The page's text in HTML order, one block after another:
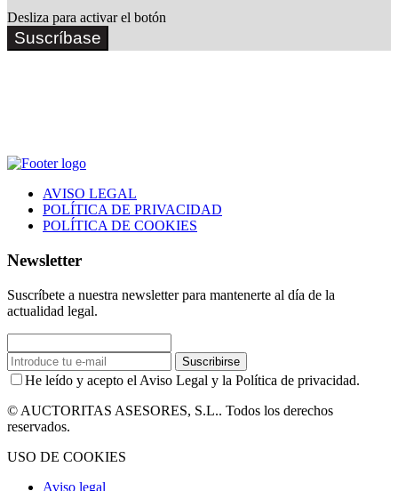
Desliza para activar el botón
Suscríbase
AVISO LEGAL
POLÍTICA DE PRIVACIDAD
POLÍTICA DE COOKIES
Newsletter
Suscríbete a nuestra newsletter para mantenerte al día de la
actualidad legal.
Suscribirse
He leído y acepto el Aviso Legal y la Política de privacidad.
© AUCTORITAS ASESORES, S.L.. Todos los derechos
reservados.
USO DE COOKIES
Aviso legal